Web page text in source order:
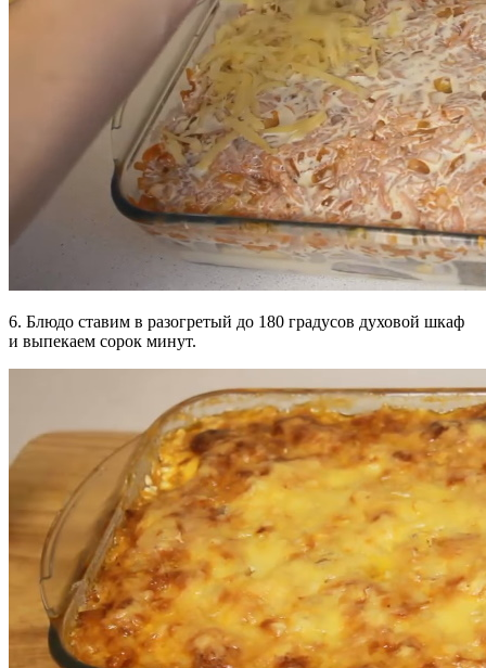
6. Блюдо ставим в разогретый до 180 градусов духовой шкаф
и выпекаем сорок минут.